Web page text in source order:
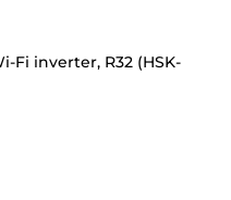
Fi inverter, R32 (HSK-